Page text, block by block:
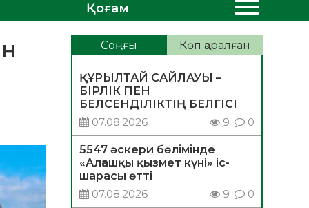
Қоғам
Соңғы Көп қаралған
ҚҰРЫЛТАЙ САЙЛАУЫ –
БІРЛІК ПЕН
БЕЛСЕНДІЛІКТІҢ БЕЛГІСІ
07.08.2026
9 0
5547 әскери бөлімінде
«Алғашқы қызмет күні» іс-
шарасы өтті
07.08.2026
9 0